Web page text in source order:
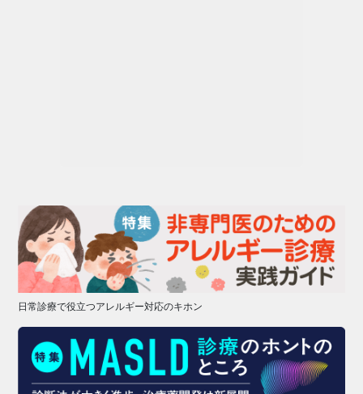
日常診療で役立つアレルギー対応のキホン